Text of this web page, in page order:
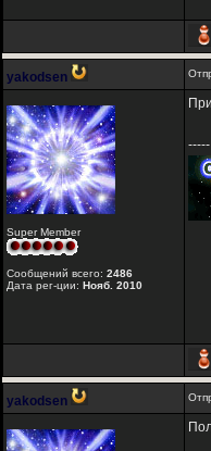
yakodsen
Super Member
Сообщений всего: 2486
Дата рег-ции: Нояб. 2010
-----
yakodsen